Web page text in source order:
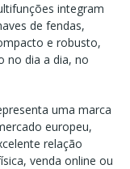
integram
de fendas,
e robusto,
no dia a dia, no
uma marca
europeu,
relação
venda online ou